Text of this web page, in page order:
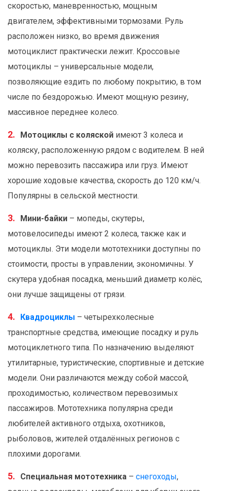
скоростью, маневренностью, мощным
двигателем, эффективными тормозами. Руль
расположен низко, во время движения
мотоциклист практически лежит. Кроссовые
мотоциклы – универсальные модели,
позволяющие ездить по любому покрытию, в том
числе по бездорожью. Имеют мощную резину,
массивное переднее колесо.
Мотоциклы с коляской имеют 3 колеса и
коляску, расположенную рядом с водителем. В ней
можно перевозить пассажира или груз. Имеют
хорошие ходовые качества, скорость до 120 км/ч.
Популярны в сельской местности.
Мини-байки – мопеды, скутеры,
мотовелосипеды имеют 2 колеса, также как и
мотоциклы. Эти модели мототехники доступны по
стоимости, просты в управлении, экономичны. У
скутера удобная посадка, меньший диаметр колёс,
они лучше защищены от грязи.
Квадроциклы – четырехколесные
транспортные средства, имеющие посадку и руль
мотоциклетного типа. По назначению выделяют
утилитарные, туристические, спортивные и детские
модели. Они различаются между собой массой,
проходимостью, количеством перевозимых
пассажиров. Мототехника популярна среди
любителей активного отдыха, охотников,
рыболовов, жителей отдалённых регионов с
плохими дорогами.
Специальная мототехника – снегоходы,